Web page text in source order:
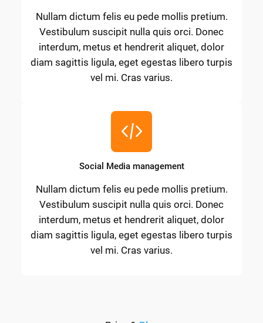
Nullam dictum felis eu pede mollis pretium.
Vestibulum suscipit nulla quis orci. Donec
interdum, metus et hendrerit aliquet, dolor
diam sagittis ligula, eget egestas libero turpis
vel mi. Cras varius.
Social Media management
Nullam dictum felis eu pede mollis pretium.
Vestibulum suscipit nulla quis orci. Donec
interdum, metus et hendrerit aliquet, dolor
diam sagittis ligula, eget egestas libero turpis
vel mi. Cras varius.